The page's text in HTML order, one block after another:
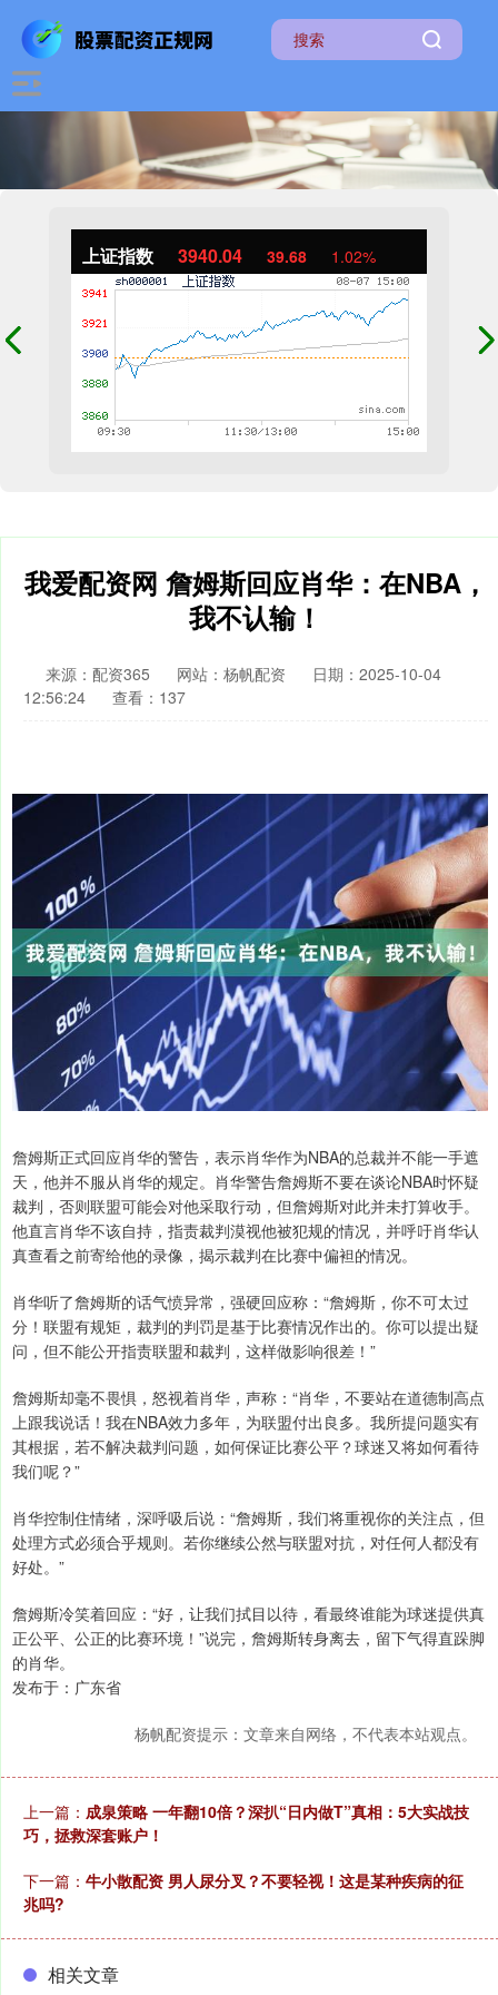
上证指数 3940.04 39.68 1.02%
我爱配资网 詹姆斯回应肖华：在NBA，
我不认输！
来源：配资365 网站：杨帆配资
日期：2025-10-04
12:56:24
查看：137
詹姆斯正式回应肖华的警告，表示肖华作为NBA的总裁并不能一手遮
天，他并不服从肖华的规定。肖华警告詹姆斯不要在谈论NBA时怀疑
裁判，否则联盟可能会对他采取行动，但詹姆斯对此并未打算收手。
他直言肖华不该自持，指责裁判漠视他被犯规的情况，并呼吁肖华认
真查看之前寄给他的录像，揭示裁判在比赛中偏袒的情况。
肖华听了詹姆斯的话气愤异常，强硬回应称：“詹姆斯，你不可太过
分！联盟有规矩，裁判的判罚是基于比赛情况作出的。你可以提出疑
问，但不能公开指责联盟和裁判，这样做影响很差！”
詹姆斯却毫不畏惧，怒视着肖华，声称：“肖华，不要站在道德制高点
上跟我说话！我在NBA效力多年，为联盟付出良多。我所提问题实有
其根据，若不解决裁判问题，如何保证比赛公平？球迷又将如何看待
我们呢？”
肖华控制住情绪，深呼吸后说：“詹姆斯，我们将重视你的关注点，但
处理方式必须合乎规则。若你继续公然与联盟对抗，对任何人都没有
好处。”
詹姆斯冷笑着回应：“好，让我们拭目以待，看最终谁能为球迷提供真
正公平、公正的比赛环境！”说完，詹姆斯转身离去，留下气得直跺脚
的肖华。
发布于：广东省
杨帆配资提示：文章来自网络，不代表本站观点。
上一篇： 成泉策略 一年翻10倍？深扒“日内做T”真相：5大实战技
巧，拯救深套账户！
下一篇： 牛小散配资 男人尿分叉？不要轻视！这是某种疾病的征
兆吗?
相关文章